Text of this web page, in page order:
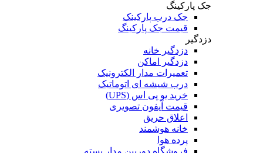
جک پارکینگ
جک درب پارکینک
قیمت جک پارکینگ
دزدگیر
دزدگیر خانه
دزدگیر اماکن
تعمیرات مدار الکترونیک
درب شیشه ای اتوماتیک
خرید یو پی اس (UPS)
قیمت آیفون تصویری
اعلاق حریق
خانه هوشمند
پرده هوا
فروشگاه دوربین مدار بسته